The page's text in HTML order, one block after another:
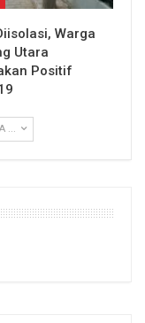
Warga
Utara
Positif
...